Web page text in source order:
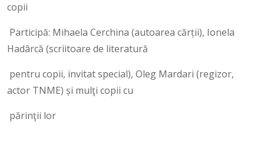
copii
Participă: Mihaela Cerchina (autoarea cărții), Ionela
Hadârcă (scriitoare de literatură
pentru copii, invitat special), Oleg Mardari (regizor,
actor TNME) și mulţi copii cu
părinţii lor